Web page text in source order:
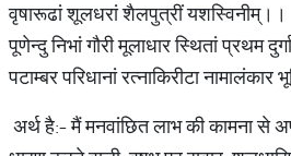
वृषारूढां शूलधरां शैलपुत्रीं यशस्विनीम्।।
पूणेन्दु निभां गौरी मूलाधार स्थितां प्रथम
पटाम्बर परिधानां रत्नाकिरीटा नामालंकार
अर्थ है:- मैं मनवांछित लाभ की कामना से